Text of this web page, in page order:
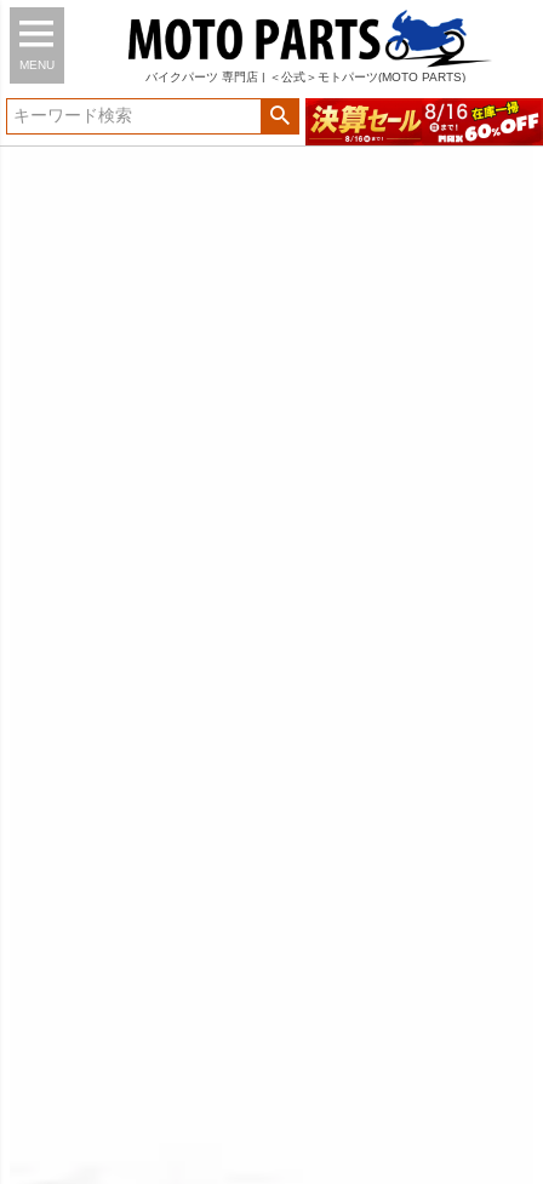
MENU
バイク パーツ 専門店 | ＜公式＞モトパーツ(MOTO PARTS)